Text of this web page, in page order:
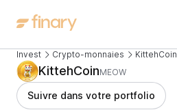
Invest Crypto-monnaies KittehCoin
KittehCoinMEOW
Suivre dans votre portfolio